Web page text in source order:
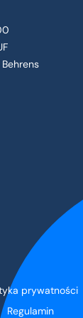
prywatności
Regulamin